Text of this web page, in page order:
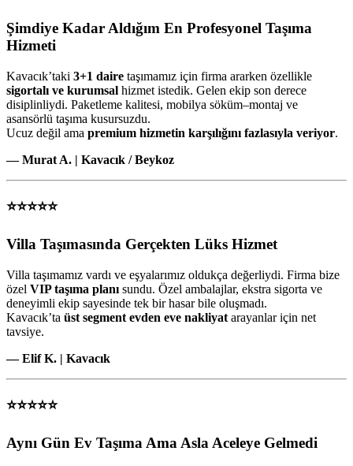
Şimdiye Kadar Aldığım En Profesyonel Taşıma
Hizmeti
Kavacık’taki 3+1 daire taşımamız için firma ararken özellikle
sigortalı ve kurumsal hizmet istedik. Gelen ekip son derece
disiplinliydi. Paketleme kalitesi, mobilya söküm–montaj ve
asansörlü taşıma kusursuzdu.
Ucuz değil ama premium hizmetin karşılığını fazlasıyla veriyor.
— Murat A. | Kavacık / Beykoz
⭐⭐⭐⭐⭐
Villa Taşımasında Gerçekten Lüks Hizmet
Villa taşımamız vardı ve eşyalarımız oldukça değerliydi. Firma bize
özel VIP taşıma planı sundu. Özel ambalajlar, ekstra sigorta ve
deneyimli ekip sayesinde tek bir hasar bile oluşmadı.
Kavacık’ta üst segment evden eve nakliyat arayanlar için net
tavsiye.
— Elif K. | Kavacık
⭐⭐⭐⭐⭐
Aynı Gün Ev Taşıma Ama Asla Aceleye Gelmedi